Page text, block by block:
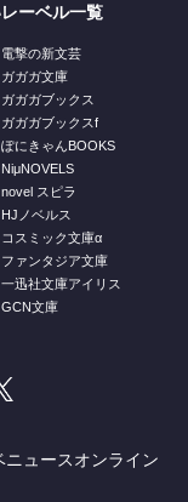
ーベル一覧
電撃の新文芸
ガガガ文庫
ガガガブックス
ガガガブックスf
ぽにきゃんBOOKS
NiμNOVELS
novel スピラ
HJノベルス
コスミック文庫α
ファンタジア文庫
一迅社文庫アイリス
GCN文庫
ニュースオンライン